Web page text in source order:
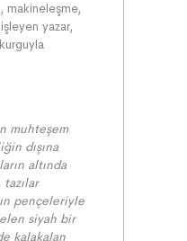
makineleşme,
yazar,
muhteşem
dışına
altında
pençeleriyle
siyah bir
kalakalan